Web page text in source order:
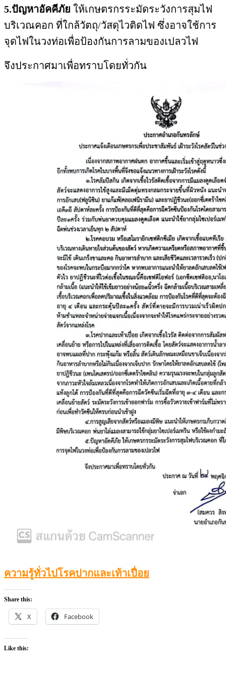
5.ปัญหาอัคคีภัย ให้เกษตรกรระมัดระวังการสุมไฟ
บริเวณคอก ที่ใกล้วัตถุ/วัสดุไวติดไฟ ซึ่งอาจใช้การ
จุดไฟในวงท่อเพื่อป้องกันการลามของเปลวไฟ
จึงประกาศมาเพื่อทราบโดยทั่วกัน
ความรู้ทั่วไปโรคปากและเท้าเปื่อย
Share this:
X Facebook
Like this: